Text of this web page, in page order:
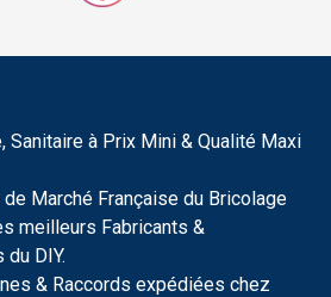
Sanitaire à Prix Mini & Qualité Maxi
Marché Française du Bricolage
meilleurs Fabricants &
DIY.
& Raccords expédiées chez